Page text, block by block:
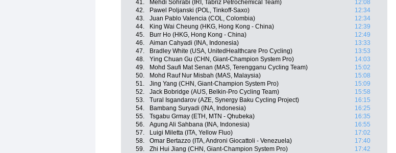
41.
Mehdi Sohrabi (IRI, Tabriz Petrochemical Team)
12:08
42.
Pawel Poljanski (POL, Tinkoff-Saxo)
12:34
43.
Juan Pablo Valencia (COL, Colombia)
12:34
44.
King Wai Cheung (HKG, Hong Kong - China)
12:39
45.
Burr Ho (HKG, Hong Kong - China)
12:49
46.
Aiman Cahyadi (INA, Indonesia)
13:33
47.
Bradley White (USA, UnitedHealthcare Pro Cycling)
13:53
48.
Ying Chuan Gu (CHN, Giant-Champion System Pro)
14:03
49.
Mohd Saufi Mat Senan (MAS, Terengganu Cycling Team)
15:02
50.
Mohd Rauf Nur Misbah (MAS, Malaysia)
15:08
51.
Jing Yang (CHN, Giant-Champion System Pro)
15:09
52.
Jack Bobridge (AUS, Belkin-Pro Cycling Team)
15:58
53.
Tural Isgandarov (AZE, Synergy Baku Cycling Project)
16:15
54.
Bambang Suryadi (INA, Indonesia)
16:25
55.
Tsgabu Grmay (ETH, MTN - Qhubeka)
16:35
56.
Agung Ali Sahbana (INA, Indonesia)
16:55
57.
Luigi Miletta (ITA, Yellow Fluo)
17:02
58.
Omar Bertazzo (ITA, Androni Giocattoli - Venezuela)
17:40
59.
Zhi Hui Jiang (CHN, Giant-Champion System Pro)
17:42